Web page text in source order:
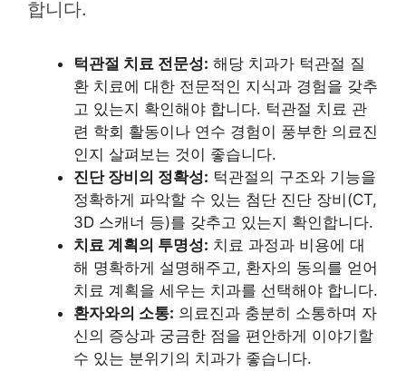
합니다.
턱관절 치료 전문성: 해당 치과가 턱관절 질
환 치료에 대한 전문적인 지식과 경험을 갖추
고 있는지 확인해야 합니다. 턱관절 치료 관
련 학회 활동이나 연수 경험이 풍부한 의료진
인지 살펴보는 것이 좋습니다.
진단 장비의 정확성: 턱관절의 구조와 기능을
정확하게 파악할 수 있는 첨단 진단 장비(CT,
3D 스캐너 등)를 갖추고 있는지 확인합니다.
치료 계획의 투명성: 치료 과정과 비용에 대
해 명확하게 설명해주고, 환자의 동의를 얻어
치료 계획을 세우는 치과를 선택해야 합니다.
환자와의 소통: 의료진과 충분히 소통하며 자
신의 증상과 궁금한 점을 편안하게 이야기할
수 있는 분위기의 치과가 좋습니다.